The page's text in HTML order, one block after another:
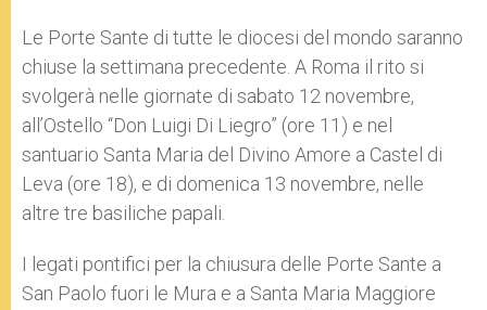
Le Porte Sante di tutte le diocesi del mondo saranno
chiuse la settimana precedente. A Roma il rito si
svolgerà nelle giornate di sabato 12 novembre,
all’Ostello “Don Luigi Di Liegro” (ore 11) e nel
santuario Santa Maria del Divino Amore a Castel di
Leva (ore 18), e di domenica 13 novembre, nelle
altre tre basiliche papali.
I legati pontifici per la chiusura delle Porte Sante a
San Paolo fuori le Mura e a Santa Maria Maggiore